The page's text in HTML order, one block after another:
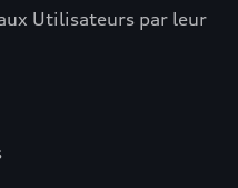
Utilisateurs par leur